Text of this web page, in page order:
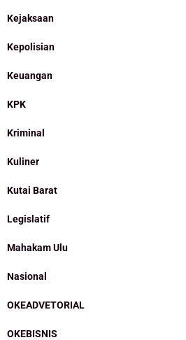
Kejaksaan
Kepolisian
Keuangan
KPK
Kriminal
Kuliner
Kutai Barat
Legislatif
Mahakam Ulu
Nasional
OKEADVETORIAL
OKEBISNIS